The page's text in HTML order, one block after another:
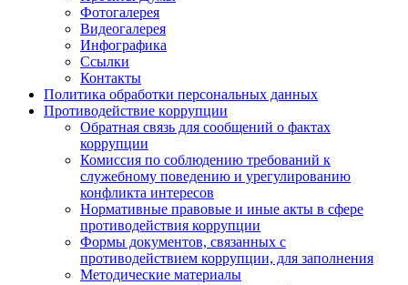
Фотогалерея
Видеогалерея
Инфографика
Ссылки
Контакты
Политика обработки персональных данных
Прoтивoдeйствие кoрpупции
Обратная связь для сообщений о фактах
коррупции
Комиссия по соблюдению требований к
служебному поведению и урегулированию
конфликта интересов
Нормативные правовые и иные акты в сфере
противодействия коррупции
Формы документов, связанных с
противодействием коррупции, для заполнения
Методические материалы